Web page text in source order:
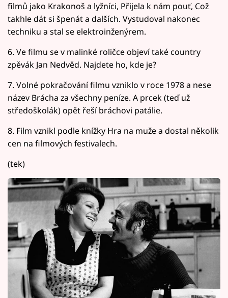
filmů jako Krakonoš a lyžníci, Přijela k nám pouť, Což
takhle dát si špenát a dalších. Vystudoval nakonec
techniku a stal se elektroinženýrem.
6. Ve filmu se v malinké roličce objeví také country
zpěvák Jan Nedvěd. Najdete ho, kde je?
7. Volné pokračování filmu vzniklo v roce 1978 a nese
název Brácha za všechny peníze. A prcek (teď už
středoškolák) opět řeší bráchovi patálie.
8. Film vznikl podle knížky Hra na muže a dostal několik
cen na filmových festivalech.
(tek)